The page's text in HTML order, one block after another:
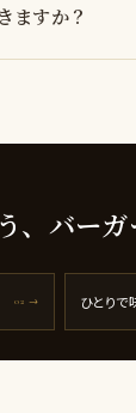
ますか？
、バーガ
02 → ひとりで